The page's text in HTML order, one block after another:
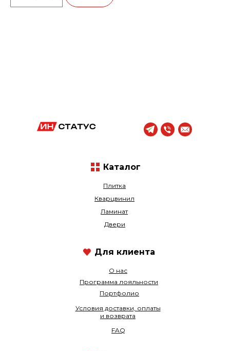
Плитка
Кварцвинил
О нас
Ламинат
Программа лояльности
Двери
Портфолио
Условия доставки, оплаты
и возврата
FAQ
Каталог
Для клиента